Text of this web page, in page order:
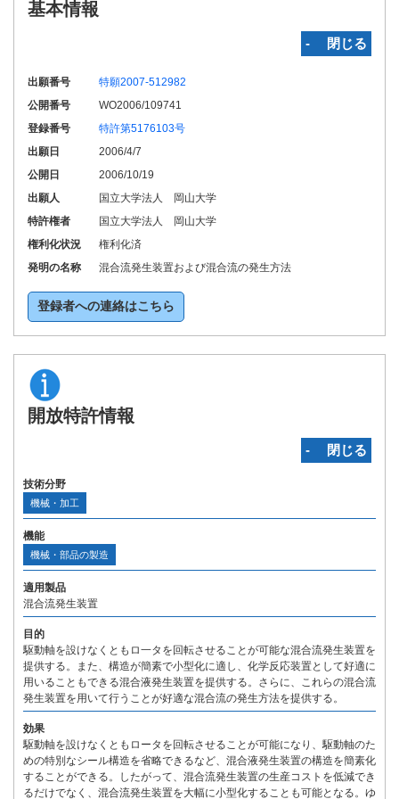
基本情報
‐ 閉じる
出願番号
特願2007-512982
公開番号
WO2006/109741
登録番号
特許第5176103号
出願日
2006/4/7
公開日
2006/10/19
出願人
国立大学法人 岡山大学
特許権者
国立大学法人 岡山大学
権利化状況
権利化済
発明の名称
混合流発生装置および混合流の発生方法
登録者への連絡はこちら
開放特許情報
‐ 閉じる
技術分野
機械・加工
機能
機械・部品の製造
適用製品
混合流発生装置
目的
駆動軸を設けなくともロ一タを回転させることが可能な混合流発生装置を
提供する。また、構造が簡素で小型化に適し、化学反応装置として好適に
用いることもできる混合液発生装置を提供する。さらに、これらの混合流
発生装置を用いて行うことが好適な混合流の発生方法を提供する。
効果
駆動軸を設けなくともロータを回転させることが可能になり、駆動軸のた
めの特別なシール構造を省略できるなど、混合液発生装置の構造を簡素化
することができる。したがって、混合流発生装置の生産コストを低減でき
るだけでなく、混合流発生装置を大幅に小型化することも可能となる。ゆ